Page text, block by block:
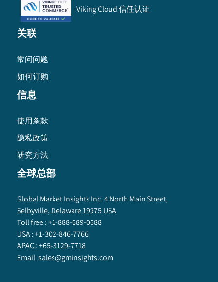
Viking Cloud 信任认证
关联
常问问题
如何订购
信息
使用条款
隐私政策
研究方法
全球总部
Global Market Insights Inc. 4 North Main Street,
Selbyville, Delaware 19975 USA
Toll free :+1-888-689-0688
USA :+1-302-846-7766
APAC :+65-3129-7718
Email:sales@gminsights.com